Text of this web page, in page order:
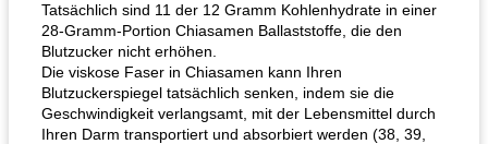
Karamell-Brownie-Kuchen Cilantro-Curry-Hühnersalat
Tatsächlich sind 11 der 12 Gramm Kohlenhydrate in einer
28-Gramm-Portion Chiasamen Ballaststoffe, die den
Blutzucker nicht erhöhen.
Die viskose Faser in Chiasamen kann Ihren
Blutzuckerspiegel tatsächlich senken, indem sie die
Geschwindigkeit verlangsamt, mit der Lebensmittel durch
Ihren Darm transportiert und absorbiert werden (38, 39,